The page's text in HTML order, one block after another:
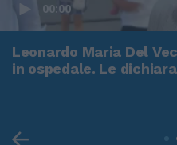
00:00
Leonardo Maria Del
in ospedale. Le